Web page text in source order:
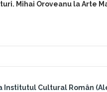
Mihai Oroveanu la Arte
Institutul Cultural Român